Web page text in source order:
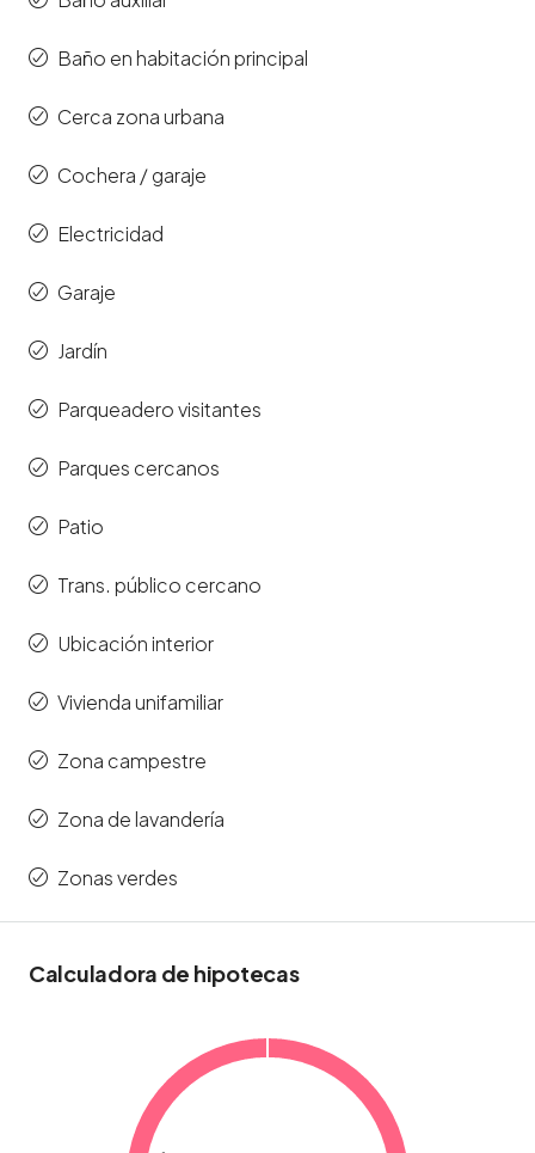
Baño en habitación principal
Cerca zona urbana
Cochera / garaje
Electricidad
Garaje
Jardín
Parqueadero visitantes
Parques cercanos
Patio
Trans. público cercano
Ubicación interior
Vivienda unifamiliar
Zona campestre
Zona de lavandería
Zonas verdes
Calculadora de hipotecas